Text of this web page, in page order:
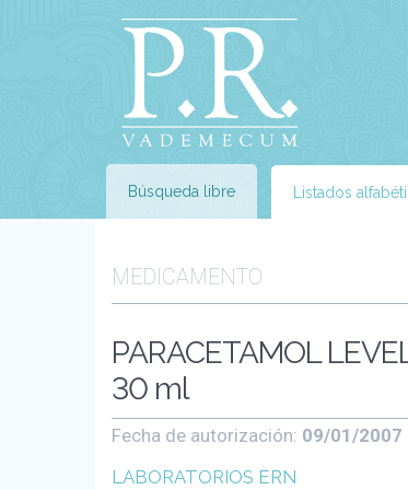
Búsqueda libre Listados
MEDICAMENTO
PARACETAMOL
30 ml
Fecha de autorización: 09/01/2007
LABORATORIOS ERN